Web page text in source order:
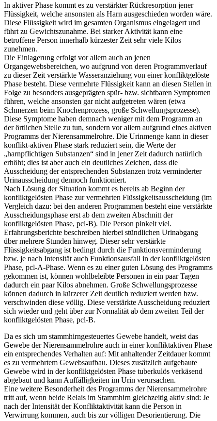
In aktiver Phase kommt es zu verstärkter Rückresorption jener
Flüssigkeit, welche ansonsten als Harn ausgeschieden worden wäre.
Diese Flüssigkeit wird im gesamten Organismus eingelagert und
führt zu Gewichtszunahme. Bei starker Aktivität kann eine
betroffene Person innerhalb kürzester Zeit sehr viele Kilos
zunehmen.
Die Einlagerung erfolgt vor allem auch an jenen
Organgewebsbereichen, wo aufgrund von deren Programmverlauf
zu dieser Zeit verstärkte Wasseranziehung von einer konfliktgelöste
Phase besteht. Diese vermehrte Flüssigkeit kann an diesen Stellen in
Folge zu besonders ausgeprägten spür- bzw. sichtbaren Symptomen
führen, welche ansonsten gar nicht aufgetreten wären (etwa
Schmerzen beim Knochenprozess, große Schwellungsprozesse).
Diese Symptome haben demnach weniger mit dem Programm an
der örtlichen Stelle zu tun, sondern vor allem aufgrund eines aktiven
Programms der Nierensammelrohre. Die Urinmenge kann in dieser
konflikt-aktiven Phase stark reduziert sein, die Werte der
„harnpflichtigen Substanzen“ sind in jener Zeit dadurch natürlich
erhöht; dies ist aber auch ein deutliches Zeichen, dass die
Ausscheidung der entsprechenden Substanzen trotz verminderter
Urinausscheidung dennoch funktioniert.
Nach Lösung der Situation kommt es bereits ab Beginn der
konfliktgelösten Phase zur vermehrten Flüssigkeitsausscheidung (im
Vergleich dazu: bei den anderen Programmen besteht eine verstärkte
Ausscheidungsphase erst ab dem zweiten Abschnitt der
konfliktgelösten Phase, pcl-B). Die Person pinkelt viel.
Erfahrungsberichte beschreiben hierbei stündlichen Urinabgang
über mehrere Stunden hinweg. Dieser sehr verstärkte
Flüssigkeitsabgang ist bedingt durch die Funktionsverminderung
bzw. je nach Intensität auch Funktionsausfall in der konfliktgelösten
Phase, pcl-A-Phase. Wenn es zu einer guten Lösung des Programms
gekommen ist, können wohlbeleibte Personen in ein paar Tagen
dadurch ein paar Kilos abnehmen. Große Schwellungsprozesse
können dadurch in kürzerer Zeit deutlich reduziert werden bzw.
verschwinden diese völlig. Diese verstärkte Ausscheidung reduziert
sich wieder und geht über zur Normalität ab dem zweiten Teil der
konfliktgelösten Phase, pcl-B.
Da es sich um stammhirngesteuertes Gewebe handelt, weist das
Gewebe der Nierensammelrohre auch in einer konfliktaktiven Phase
ein entsprechendes Verhalten auf: Mit anhaltender Zeitdauer kommt
es zu vermehrtem Gewebsaufbau. Dieses zusätzlich aufgebaute
Gewebe wird in der konfliktgelösten Phase tuberkulös verkäsend
abgebaut und kann Auffälligkeiten im Urin verursachen.
Eine weitere Besonderheit des Programms der Nierensammelrohre
tritt auf, wenn beide Relais im Stammhirn gleichzeitig aktiv sind: Je
nach der Intensität der Konfliktaktivität kann die Person in
Verwirrung kommen, auch bis zur völligen Desorientierung. Die